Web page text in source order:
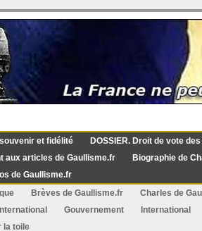
et fidélité
DOSSIER. Droit de vote
aux articles de Gaullisme.fr
Biographie de
de Gaullisme.fr
Brèves de Gaullisme.fr
Charles de
Gouvernement
International
la toile